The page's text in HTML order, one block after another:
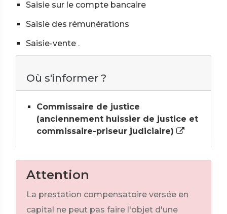
Saisie sur le compte bancaire
Saisie des rémunérations
Saisie-vente .
Où s'informer ?
Commissaire de justice
(anciennement huissier de justice et
commissaire-priseur judiciaire)
Attention
La prestation compensatoire versée en
capital ne peut pas faire l'objet d'une